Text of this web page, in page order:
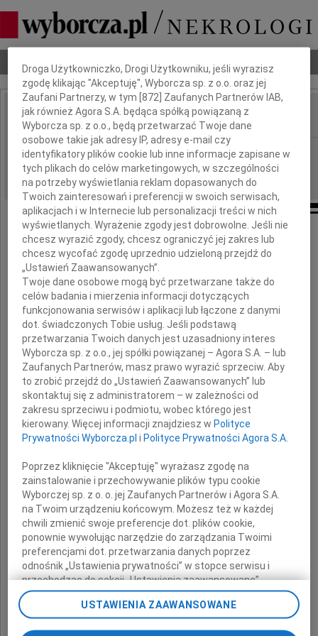
Nekrologi Odeszli Poradnik pogrzebowy
IMIĘ I NAZWISKO:
REGION: Łódź
DATA EMISJI: 20.03.2026
Profesorom
Andrzejowi Nawrotowi
oraz
Łukaszowi Nawrotowi
z powodu śmierci
Żony i Mamy
wyrazy
głębokiego współczucia
składają
Dbamy o Twoją prywatność
Droga Użytkowniczko, Drogi Użytkowniku, jeśli wyrazisz
zgodę klikając "Akceptuję", Wyborcza sp. z o.o. oraz jej
Zaufani Partnerzy, w tym [872 ] Zaufanych Partnerów IAB,
jak również Agora S.A. będąca spółką powiązaną z
Wyborcza sp. z o.o., będą przetwarzać Twoje dane
osobowe takie jak adresy IP, adresy e-mail czy
identyfikatory plików cookie lub inne informacje zapisane w
tych plikach do celów marketingowych, w szczególności
na potrzeby wyświetlania reklam dopasowanych do
Twoich zainteresowań i preferencji w swoich serwisach,
aplikacjach i w Internecie lub personalizacji treści w nich
wyświetlanych. Wyrażenie zgody jest dobrowolne. Jeśli nie
chcesz wyrazić zgody, chcesz ograniczyć jej zakres lub
chcesz wycofać zgodę uprzednio udzieloną przejdź do
„Ustawień Zaawansowanych”.
Twoje dane osobowe mogą być przetwarzane także do
celów badania i mierzenia informacji dotyczących
funkcjonowania serwisów i aplikacji lub łączone z danymi
dot. świadczonych Tobie usług. Jeśli podstawą
przetwarzania Twoich danych jest uzasadniony interes
Wyborcza sp. z o.o., jej spółki powiązanej – Agora S.A. – lub
Zaufanych Partnerów, masz prawo wyrazić sprzeciw. Aby
to zrobić przejdź do „Ustawień Zaawansowanych” lub
skontaktuj się z administratorem – w zależności od
zakresu sprzeciwu i podmiotu, wobec którego jest
kierowany. Więcej informacji znajdziesz w Polityce
Prywatności Wyborcza.pl i Polityce Prywatności Agora S.A.
Poprzez kliknięcie "Akceptuję" wyrażasz zgodę na
zainstalowanie i przechowywanie plików typu cookie
Wyborczej sp. z o. o. jej Zaufanych Partnerów i Agora S.A.
na Twoim urządzeniu końcowym. Możesz też w każdej
chwili zmienić swoje preferencje dot. plików cookie,
ponownie wywołując narzędzie do zarządzania Twoimi
preferencjami dot. przetwarzania danych poprzez
odnośnik „Ustawienia prywatności” w stopce serwisu i
przechodząc do sekcji „Ustawienia zaawansowane”.
Zmiana ustawień plików cookie możliwa jest także za
pomocą ustawień przeglądarki.
USTAWIENIA ZAAWANSOWANE